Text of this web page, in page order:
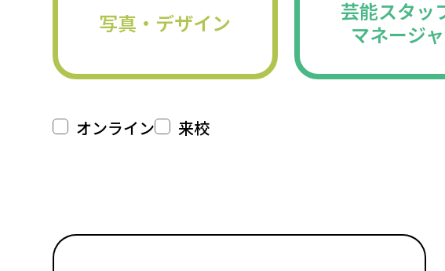
写真・デザイン
芸能スタッ
マネージ
オンライン 来校